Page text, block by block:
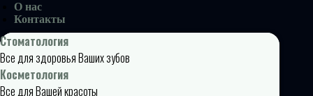
О нас
Контакты
Стоматология
Все для здоровья Ваших зубов
Косметология
Все для Вашей красоты